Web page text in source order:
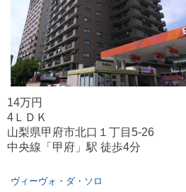
14万円
4ＬＤＫ
山梨県甲府市北口１丁目5-26
中央線「甲府」駅 徒歩4分
ヴィーヴォ・ダ・ソロ